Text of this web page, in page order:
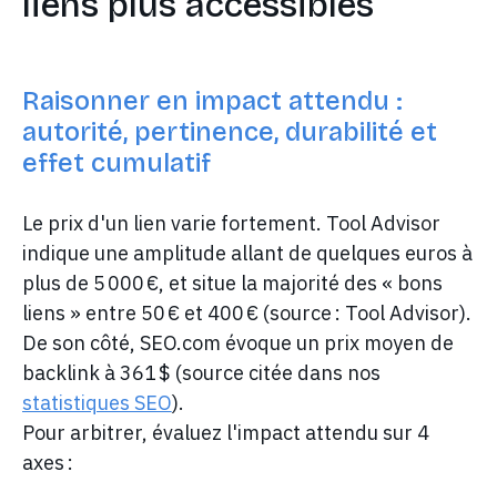
Raisonner en impact attendu :
autorité, pertinence, durabilité et
effet cumulatif
Le prix d'un lien varie fortement. Tool Advisor
indique une amplitude allant de quelques euros à
plus de 5 000 €, et situe la majorité des « bons
liens » entre 50 € et 400 € (source : Tool Advisor).
De son côté, SEO.com évoque un prix moyen de
backlink à 361 $ (source citée dans nos
statistiques SEO).
Pour arbitrer, évaluez l'impact attendu sur 4
axes :